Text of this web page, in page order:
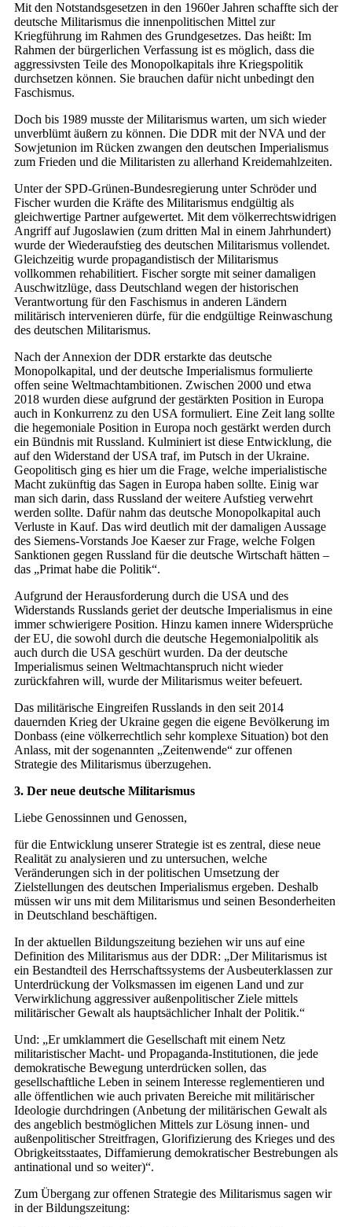
Mit den Notstandsgesetzen in den 1960er Jahren schaffte sich der
deutsche Militarismus die innenpolitischen Mittel zur
Kriegführung im Rahmen des Grundgesetzes. Das heißt: Im
Rahmen der bürgerlichen Verfassung ist es möglich, dass die
aggressivsten Teile des Monopolkapitals ihre Kriegspolitik
durchsetzen können. Sie brauchen dafür nicht unbedingt den
Faschismus.
Doch bis 1989 musste der Militarismus warten, um sich wieder
unverblümt äußern zu können. Die DDR mit der NVA und der
Sowjetunion im Rücken zwangen den deutschen Imperialismus
zum Frieden und die Militaristen zu allerhand Kreidemahlzeiten.
Unter der SPD-Grünen-Bundesregierung unter Schröder und
Fischer wurden die Kräfte des Militarismus endgültig als
gleichwertige Partner aufgewertet. Mit dem völkerrechtswidrigen
Angriff auf Jugoslawien (zum dritten Mal in einem Jahrhundert)
wurde der Wiederaufstieg des deutschen Militarismus vollendet.
Gleichzeitig wurde propagandistisch der Militarismus
vollkommen rehabilitiert. Fischer sorgte mit seiner damaligen
Auschwitzlüge, dass Deutschland wegen der historischen
Verantwortung für den Faschismus in anderen Ländern
militärisch intervenieren dürfe, für die endgültige Reinwaschung
des deutschen Militarismus.
Nach der Annexion der DDR erstarkte das deutsche
Monopolkapital, und der deutsche Imperialismus formulierte
offen seine Weltmachtambitionen. Zwischen 2000 und etwa
2018 wurden diese aufgrund der gestärkten Position in Europa
auch in Konkurrenz zu den USA formuliert. Eine Zeit lang sollte
die hegemoniale Position in Europa noch gestärkt werden durch
ein Bündnis mit Russland. Kulminiert ist diese Entwicklung, die
auf den Widerstand der USA traf, im Putsch in der Ukraine.
Geopolitisch ging es hier um die Frage, welche imperialistische
Macht zukünftig das Sagen in Europa haben sollte. Einig war
man sich darin, dass Russland der weitere Aufstieg verwehrt
werden sollte. Dafür nahm das deutsche Monopolkapital auch
Verluste in Kauf. Das wird deutlich mit der damaligen Aussage
des Siemens-Vorstands Joe Kaeser zur Frage, welche Folgen
Sanktionen gegen Russland für die deutsche Wirtschaft hätten –
das „Primat habe die Politik“.
Aufgrund der Herausforderung durch die USA und des
Widerstands Russlands geriet der deutsche Imperialismus in eine
immer schwierigere Position. Hinzu kamen innere Widersprüche
der EU, die sowohl durch die deutsche Hegemonialpolitik als
auch durch die USA geschürt wurden. Da der deutsche
Imperialismus seinen Weltmachtanspruch nicht wieder
zurückfahren will, wurde der Militarismus weiter befeuert.
Das militärische Eingreifen Russlands in den seit 2014
dauernden Krieg der Ukraine gegen die eigene Bevölkerung im
Donbass (eine völkerrechtlich sehr komplexe Situation) bot den
Anlass, mit der sogenannten „Zeitenwende“ zur offenen
Strategie des Militarismus überzugehen.
3. Der neue deutsche Militarismus
Liebe Genossinnen und Genossen,
für die Entwicklung unserer Strategie ist es zentral, diese neue
Realität zu analysieren und zu untersuchen, welche
Veränderungen sich in der politischen Umsetzung der
Zielstellungen des deutschen Imperialismus ergeben. Deshalb
müssen wir uns mit dem Militarismus und seinen Besonderheiten
in Deutschland beschäftigen.
In der aktuellen Bildungszeitung beziehen wir uns auf eine
Definition des Militarismus aus der DDR: „Der Militarismus ist
ein Bestandteil des Herrschaftssystems der Ausbeuterklassen zur
Unterdrückung der Volksmassen im eigenen Land und zur
Verwirklichung aggressiver außenpolitischer Ziele mittels
militärischer Gewalt als hauptsächlicher Inhalt der Politik.“
Und: „Er umklammert die Gesellschaft mit einem Netz
militaristischer Macht- und Propaganda-Institutionen, die jede
demokratische Bewegung unterdrücken sollen, das
gesellschaftliche Leben in seinem Interesse reglementieren und
alle öffentlichen wie auch privaten Bereiche mit militärischer
Ideologie durchdringen (Anbetung der militärischen Gewalt als
des angeblich bestmöglichen Mittels zur Lösung innen- und
außenpolitischer Streitfragen, Glorifizierung des Krieges und des
Obrigkeitsstaates, Diffamierung demokratischer Bestrebungen als
antinational und so weiter)“.
Zum Übergang zur offenen Strategie des Militarismus sagen wir
in der Bildungszeitung: